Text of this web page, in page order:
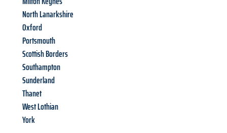
North Lanarkshire
Oxford
Portsmouth
Scottish Borders
Southampton
Sunderland
Thanet
West Lothian
York